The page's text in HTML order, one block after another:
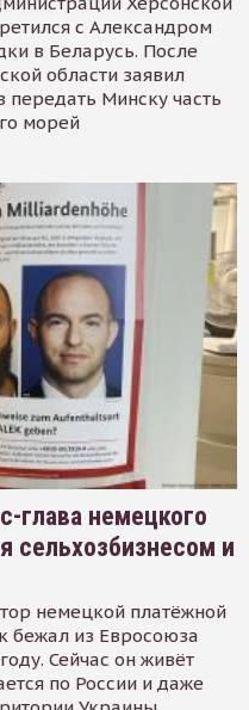
с Александром
в Беларусь. После
области заявил
передать Минску часть
морей
глава немецкого
сельхозбизнесом и
немецкой платёжной
бежал из Евросоюза
Сейчас он живёт
по России и даже